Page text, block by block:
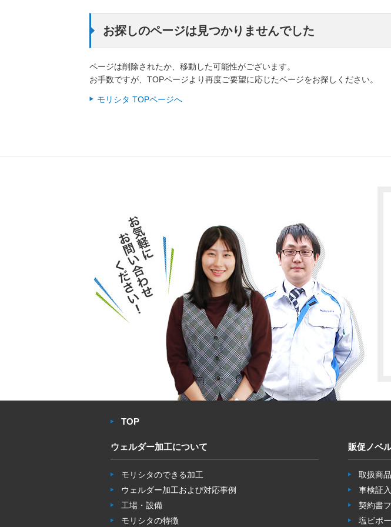
お探しのページは見つかりませんでした
ページは削除されたか、移動した可能性がございます。
お手数ですが、TOPページより再度ご要望に応じたページをお探しください。
モリシタ TOPページへ
TOP
ウェルダー加工について
モリシタのできる加工
ウェルダー加工および対応事例
工場・設備
モリシタの特徴
販促ノベ
取扱商品
車検証
契約書
塩ビポ